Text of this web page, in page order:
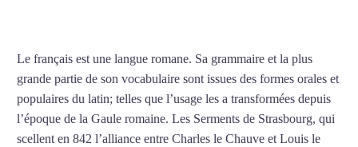
Le français est une langue romane. Sa grammaire et la plus
grande partie de son vocabulaire sont issues des formes orales et
populaires du latin; telles que l’usage les a transformées depuis
l’époque de la Gaule romaine. Les Serments de Strasbourg, qui
scellent en 842 l’alliance entre Charles le Chauve et Louis le